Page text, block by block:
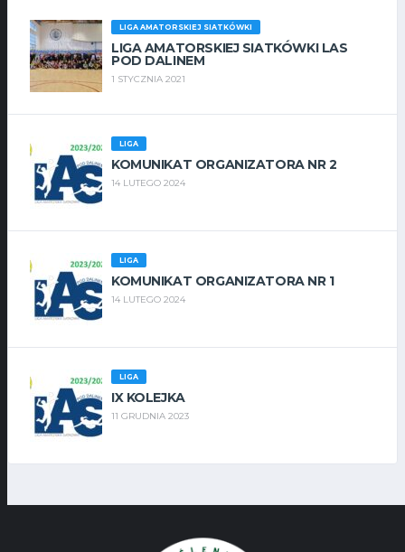
LIGA AMATORSKIEJ SIATKÓWKI
LIGA AMATORSKIEJ SIATKÓWKI LAS
POD DALINEM
1 STYCZNIA 2021
LIGA
KOMUNIKAT ORGANIZATORA NR 2
14 LUTEGO 2024
LIGA
KOMUNIKAT ORGANIZATORA NR 1
14 LUTEGO 2024
LIGA
IX KOLEJKA
11 GRUDNIA 2023